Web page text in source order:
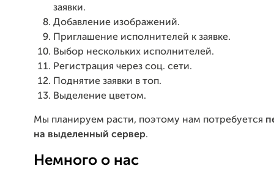
заявки.
Добавление изображений.
Приглашение исполнителей к заявке.
Выбор нескольких исполнителей.
Регистрация через соц. сети.
Поднятие заявки в топ.
Выделение цветом.
Мы планируем расти, поэтому нам потребуется п
на выделенный сервер.
Немного о нас